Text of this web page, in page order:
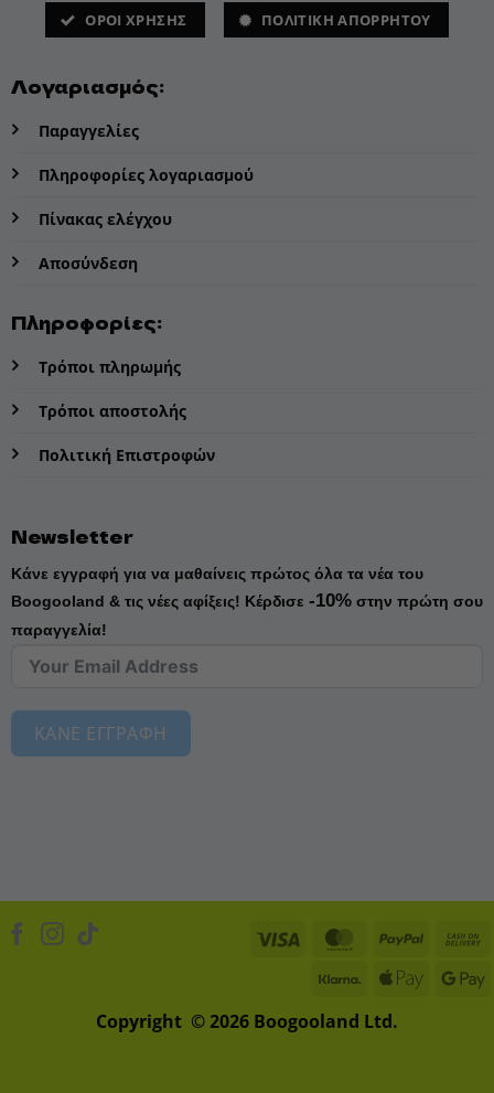
ΌΡΟΙ ΧΡΗΣΗΣ ΠΟΛΙΤΙΚΗ ΑΠΟΡΡΗΤΟΥ
Λογαριασμός:
Παραγγελίες
Πληροφορίες λογαριασμού
Πίνακας ελέγχου
Αποσύνδεση
Πληροφορίες:
Τρόποι πληρωμής
Τρόποι αποστολής
Πολιτική Επιστροφών
Newsletter
Κάνε εγγραφή για να μαθαίνεις πρώτος όλα τα νέα του
Boogooland & τις νέες αφίξεις! Κέρδισε -10%στην πρώτη σου
παραγγελία!
ΚΑΝΕ ΕΓΓΡΑΦΗ
Copyright © 2026 Boogooland Ltd.
Visa MasterCard
PayPal
KlarnaApple